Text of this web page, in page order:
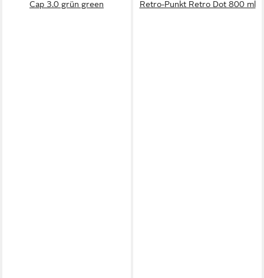
Cap 3.0 grün green Retro-Punkt Retro Dot 800 ml